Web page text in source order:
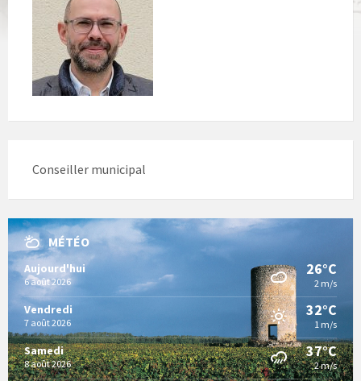
Conseiller municipal
MÉTÉO
Aujourd'hui
6 août 2026
26°C
2 m/s
Vendredi
7 août 2026
32°C
1 m/s
Samedi
8 août 2026
37°C
2 m/s